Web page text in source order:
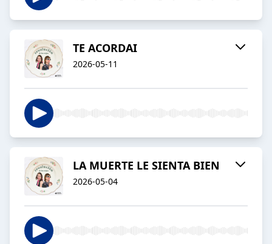
TE ACORDAI
2026-05-11
LA MUERTE LE SIENTA BIEN
2026-05-04